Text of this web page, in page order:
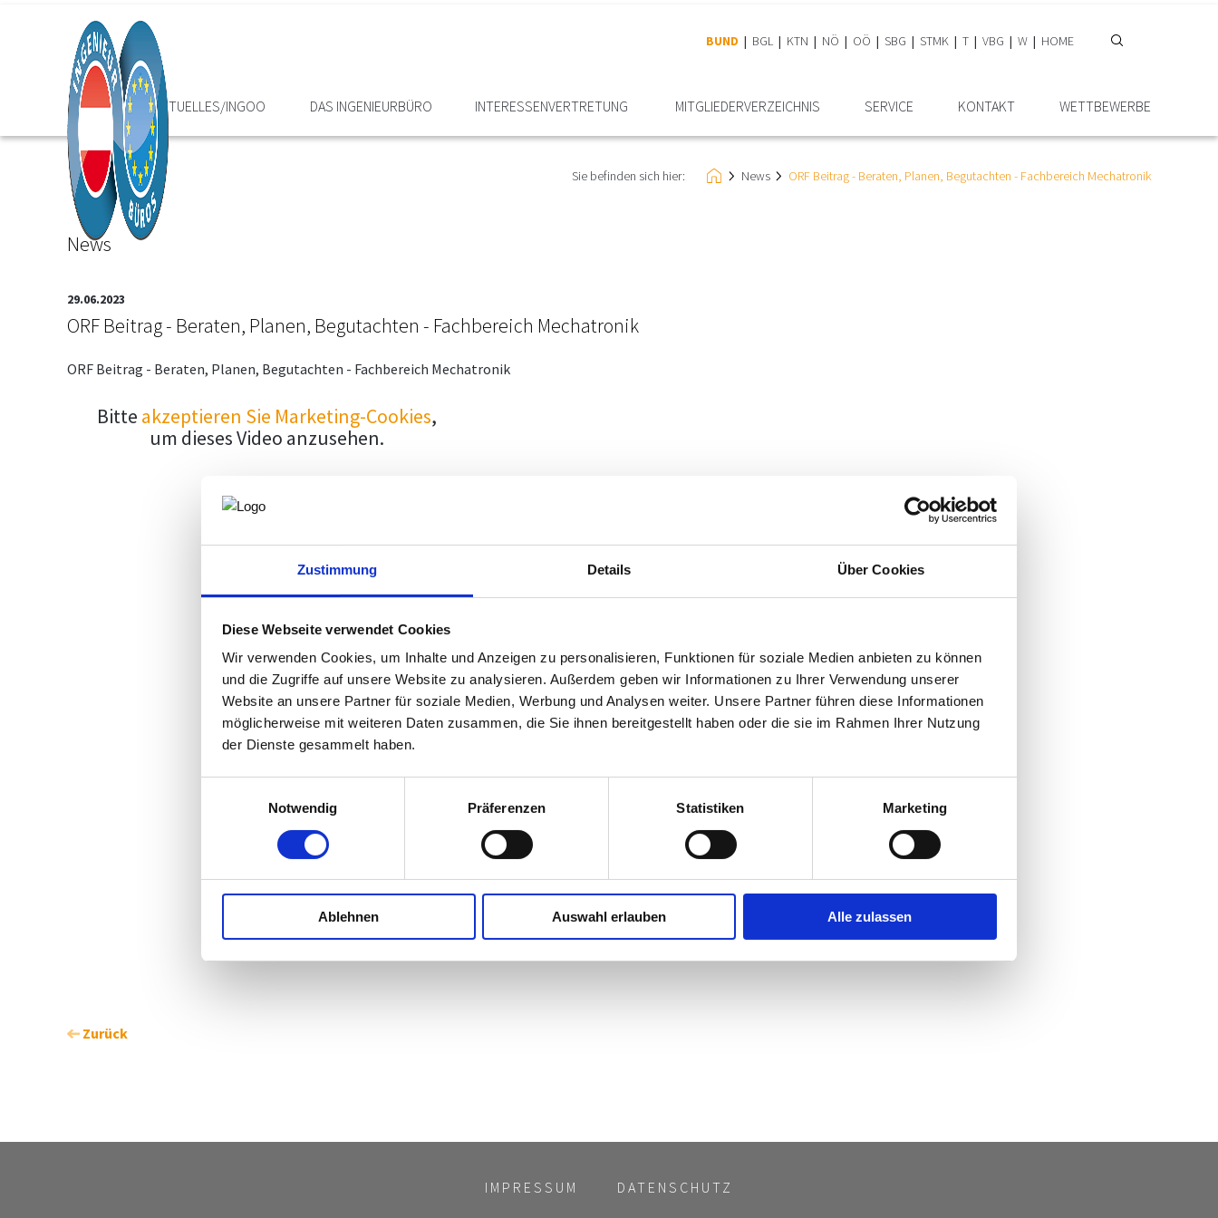
Zustimmung Details Über Cookies
Diese Webseite verwendet Cookies
Wir verwenden Cookies, um Inhalte und Anzeigen zu personalisieren, Funktionen für soziale Medien anbieten zu können
und die Zugriffe auf unsere Website zu analysieren. Außerdem geben wir Informationen zu Ihrer Verwendung unserer
Website an unsere Partner für soziale Medien, Werbung und Analysen weiter. Unsere Partner führen diese Informationen
möglicherweise mit weiteren Daten zusammen, die Sie ihnen bereitgestellt haben oder die sie im Rahmen Ihrer Nutzung
der Dienste gesammelt haben.
Notwendig
Präferenzen Statistiken Marketing
Ablehnen Auswahl erlauben Alle zulassen
BUND BGL KTN NÖ OÖ SBG STMK T VBG W HOME
HOME AKTUELLES/INGOO DAS INGENIEURBÜRO INTERESSEN­VERTRETUNG MITGLIEDER­VERZEICHNIS SERVICE KONTAKT WETTBEWERBE
Sie befinden sich hier: News ORF Beitrag - Beraten, Planen, Begutachten - Fachbereich Mechatronik
News
29.06.2023
ORF Beitrag - Beraten, Planen, Begutachten - Fachbereich Mechatronik
ORF Beitrag - Beraten, Planen, Begutachten - Fachbereich Mechatronik
Bitte akzeptieren Sie Marketing-Cookies,
um dieses Video anzusehen.
Zurück
IMPRESSUM DATENSCHUTZ